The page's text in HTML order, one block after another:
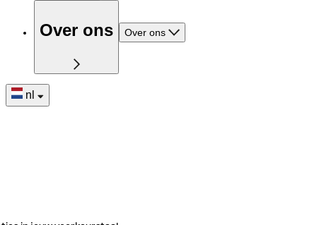
Over ons Over ons
nl